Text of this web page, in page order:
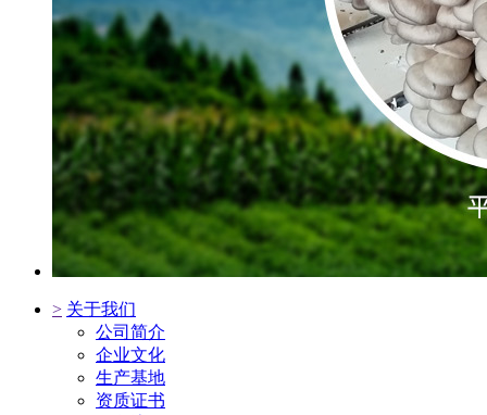
> 关于我们
公司简介
企业文化
生产基地
资质证书